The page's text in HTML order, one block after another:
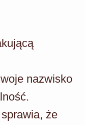
nazwisko
że